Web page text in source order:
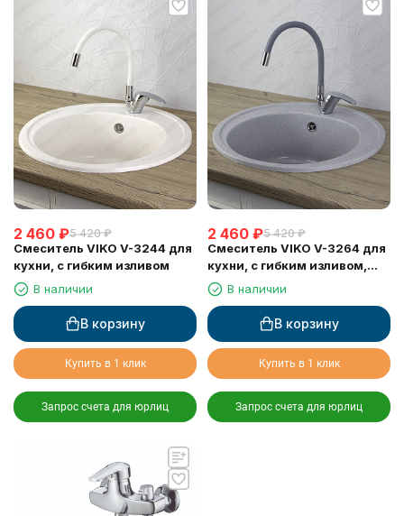
2 460 ₽5 420 ₽
Смеситель VIKO V-3244 для
кухни, с гибким изливом
В наличии
В корзину
Купить в 1 клик
Запрос счета для юрлиц
2 460 ₽5 420 ₽
Смеситель VIKO V-3264 для
кухни, с гибким изливом,
серыйВ наличии
В корзину
Купить в 1 клик
Запрос счета для юрлиц